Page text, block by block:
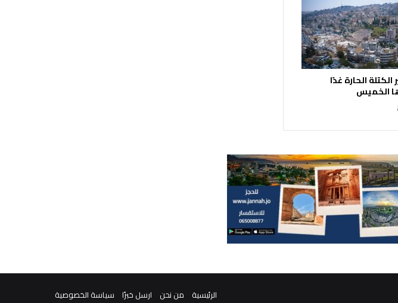
الكتلة الحارة غدًا
الخميس
الرئيسية من نحن ارسل خبرًا سياسة الخصوصية